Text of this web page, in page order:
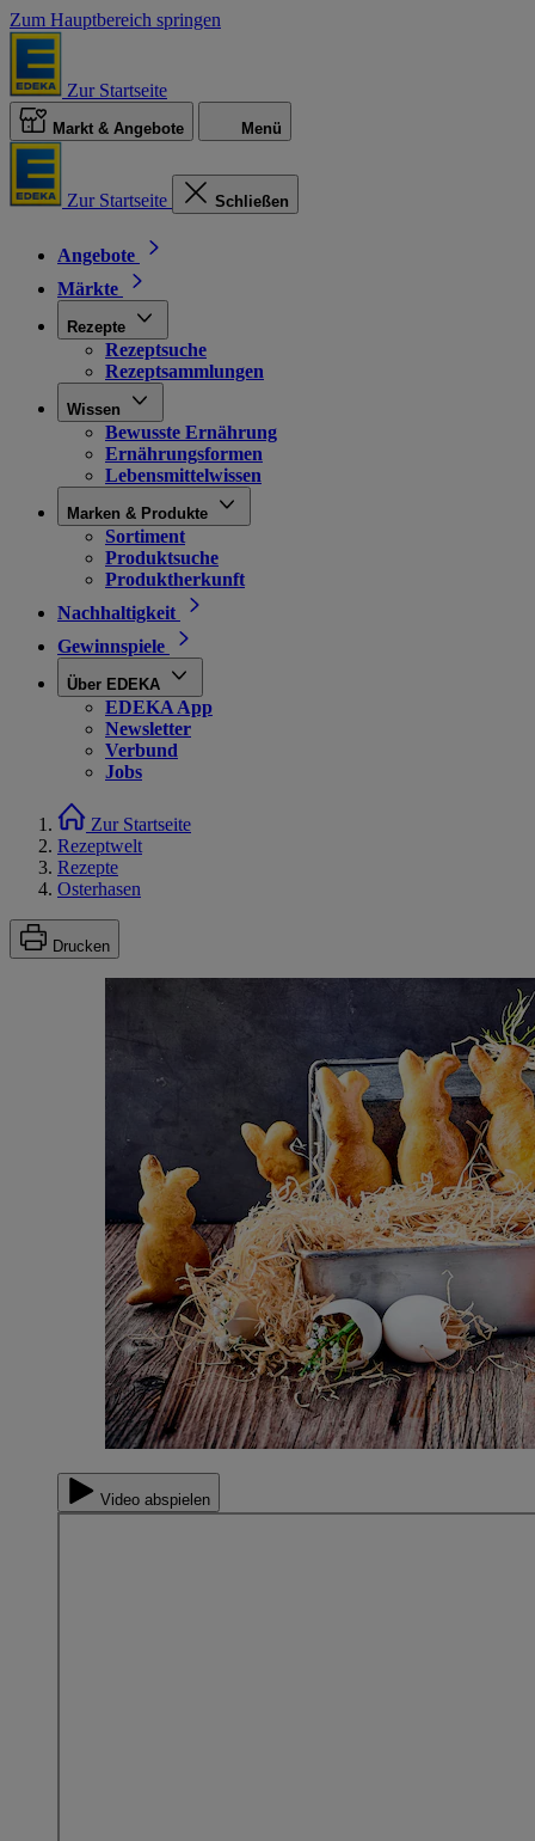
Zum Hauptbereich springen
Zur Startseite
Markt & Angebote Menü
Zur Startseite Schließen
Angebote
Märkte
Rezepte
Rezeptsuche
Rezeptsammlungen
Wissen
Bewusste Ernährung
Ernährungsformen
Lebensmittelwissen
Marken & Produkte
Sortiment
Produktsuche
Produktherkunft
Nachhaltigkeit
Gewinnspiele
Über EDEKA
EDEKA App
Newsletter
Verbund
Jobs
Zur Startseite
Rezeptwelt
Rezepte
Osterhasen
Drucken
Video abspielen